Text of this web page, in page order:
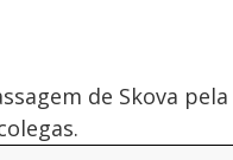
de Skova pela